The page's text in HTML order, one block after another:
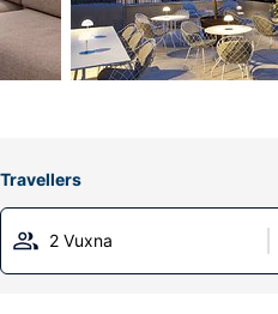
Travellers
2 Vuxna